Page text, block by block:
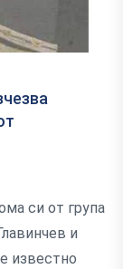
си от група
и
известно